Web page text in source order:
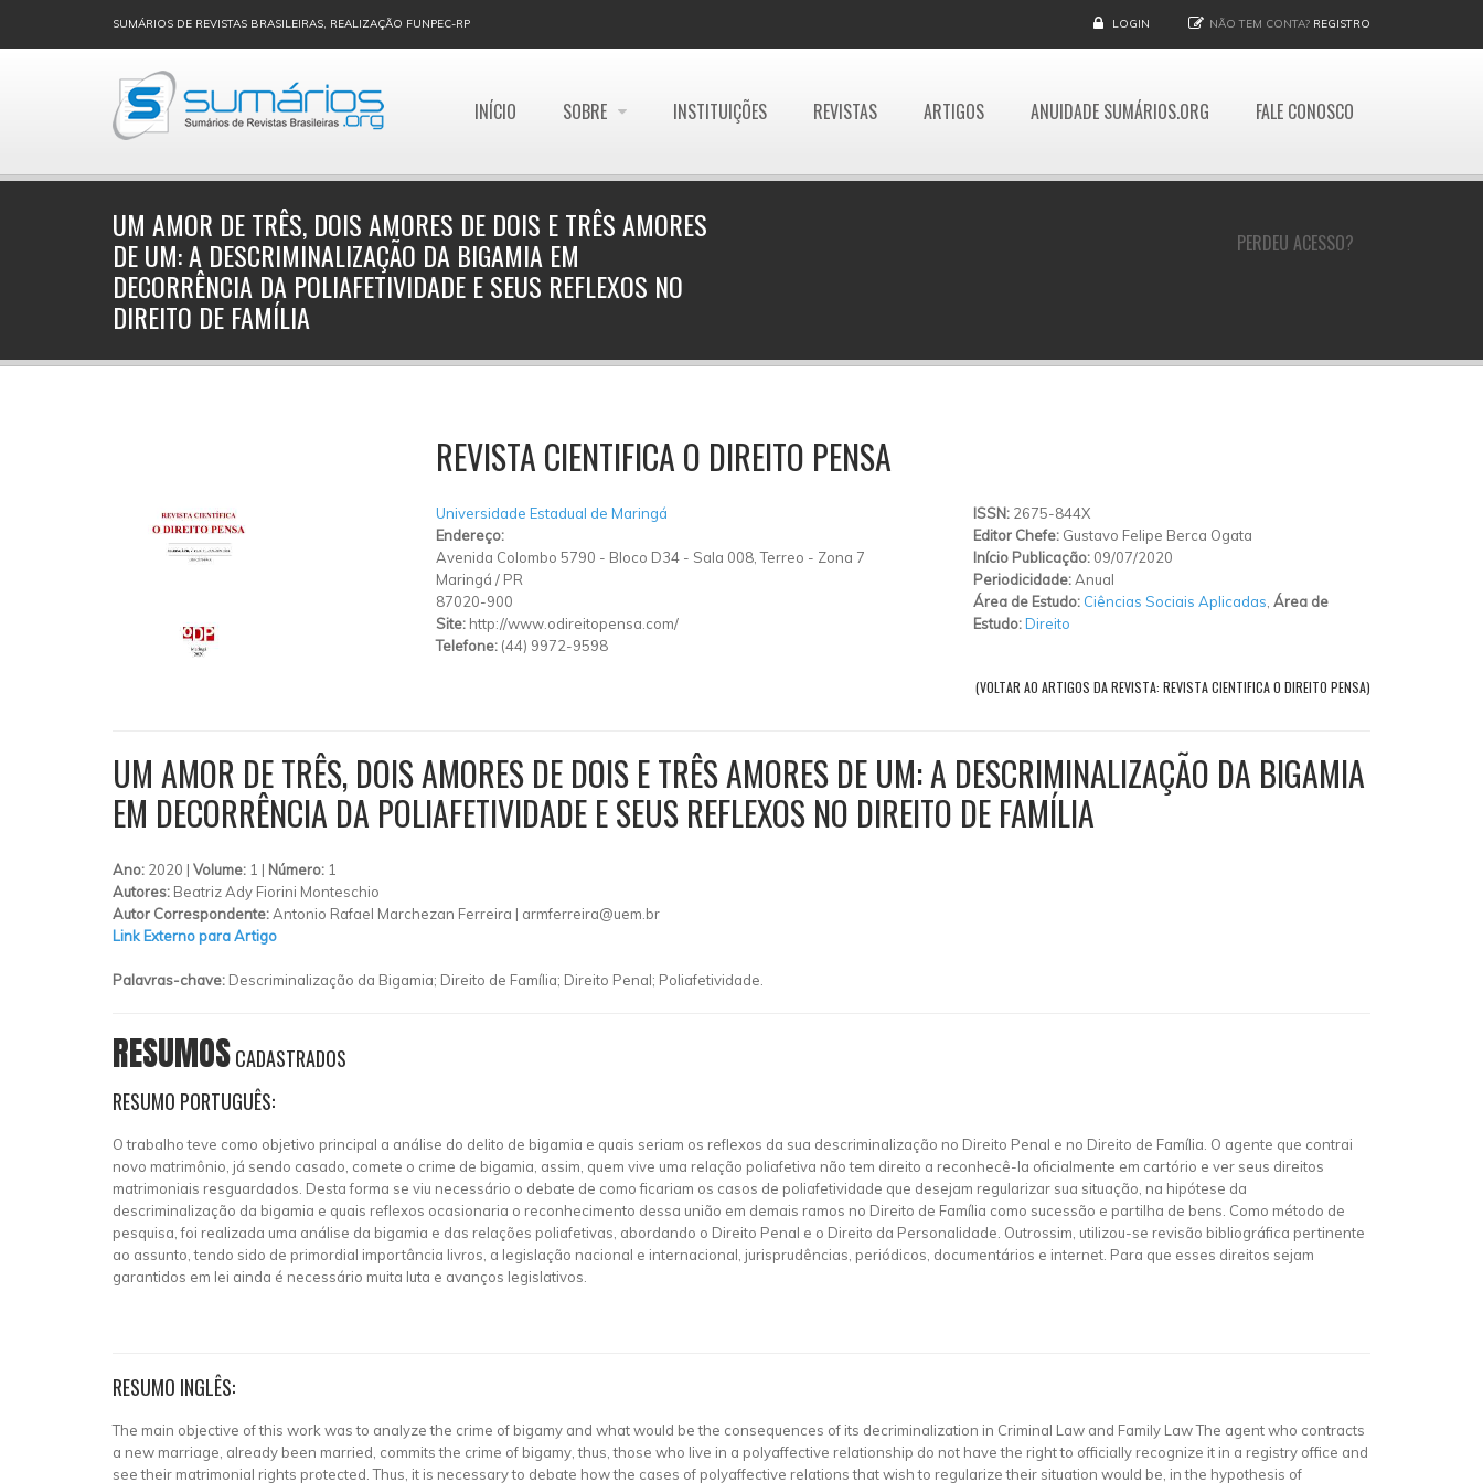
SUMÁRIOS DE REVISTAS BRASILEIRAS, REALIZAÇÃO FUNPEC-RP LOGIN NÃO TEM CONTA? REGISTRO
INÍCIO SOBRE INSTITUIÇÕES REVISTAS ARTIGOS ANUIDADE SUMÁRIOS.ORG FALE CONOSCO
PERDEU ACESSO?
UM AMOR DE TRÊS, DOIS AMORES DE DOIS E TRÊS AMORES
DE UM: A DESCRIMINALIZAÇÃO DA BIGAMIA EM
DECORRÊNCIA DA POLIAFETIVIDADE E SEUS REFLEXOS NO
DIREITO DE FAMÍLIA
REVISTA CIENTIFICA O DIREITO PENSA
Universidade Estadual de Maringá
Endereço:
Avenida Colombo 5790 - Bloco D34 - Sala 008, Terreo - Zona 7
Maringá / PR
87020-900
Site: http://www.odireitopensa.com/
Telefone: (44) 9972-9598
ISSN: 2675-844X
Editor Chefe: Gustavo Felipe Berca Ogata
Início Publicação: 09/07/2020
Periodicidade:Anual
Área de Estudo: Ciências Sociais Aplicadas Área de
Estudo:Direito
(VOLTAR AO ARTIGOS DA REVISTA: REVISTA CIENTIFICA O DIREITO PENSA)
UM AMOR DE TRÊS, DOIS AMORES DE DOIS E TRÊS AMORES DE UM: A DESCRIMINALIZAÇÃO DA BIGAMIA
EM DECORRÊNCIA DA POLIAFETIVIDADE E SEUS REFLEXOS NO DIREITO DE FAMÍLIA
Ano: 2020 | Volume: 1 | Número: 1
Autores: Beatriz Ady Fiorini Monteschio
Autor Correspondente:Antonio Rafael Marchezan Ferreira | armferreira@uem.br
Link Externo para Artigo
Palavras-chave: Descriminalização da Bigamia; Direito de Família; Direito Penal; Poliafetividade.
RESUMOSCADASTRADOS
RESUMO PORTUGUÊS:
O trabalho teve como objetivo principal a análise do delito de bigamia e quais seriam os reflexos da sua descriminalização no Direito Penal e no Direito de Família. O agente que contrai
novo matrimônio, já sendo casado, comete o crime de bigamia, assim, quem vive uma relação poliafetiva não tem direito a reconhecê-la oficialmente em cartório e ver seus direitos
matrimoniais resguardados. Desta forma se viu necessário o debate de como ficariam os casos de poliafetividade que desejam regularizar sua situação, na hipótese da
descriminalização da bigamia e quais reflexos ocasionaria o reconhecimento dessa união em demais ramos no Direito de Família como sucessão e partilha de bens. Como método de
pesquisa, foi realizada uma análise da bigamia e das relações poliafetivas, abordando o Direito Penal e o Direito da Personalidade. Outrossim, utilizou-se revisão bibliográfica pertinente
ao assunto, tendo sido de primordial importância livros, a legislação nacional e internacional, jurisprudências, periódicos, documentários e internet. Para que esses direitos sejam
garantidos em lei ainda é necessário muita luta e avanços legislativos.
RESUMO INGLÊS:
The main objective of this work was to analyze the crime of bigamy and what would be the consequences of its decriminalization in Criminal Law and Family Law The agent who contracts
a new marriage, already been married, commits the crime of bigamy, thus, those who live in a polyaffective relationship do not have the right to officially recognize it in a registry office and
see their matrimonial rights protected. Thus, it is necessary to debate how the cases of polyaffective relations that wish to regularize their situation would be, in the hypothesis of